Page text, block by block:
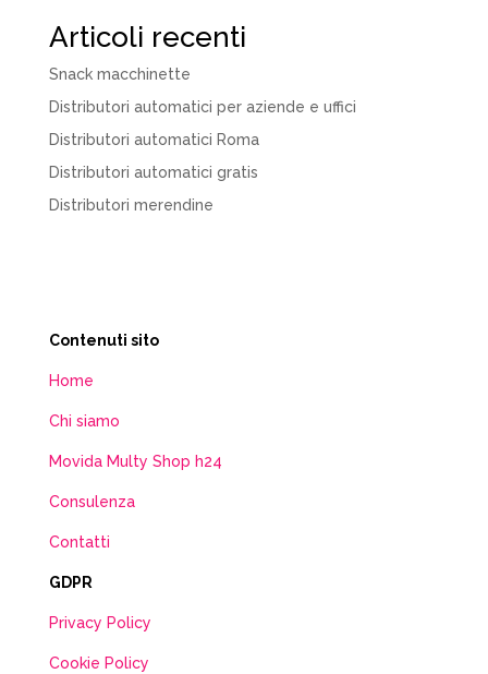
Articoli recenti
Snack macchinette
Distributori automatici per aziende e uffici
Distributori automatici Roma
Distributori automatici gratis
Distributori merendine
Contenuti sito
Home
Chi siamo
Movida Multy Shop h24
Consulenza
Contatti
GDPR
Privacy Policy
Cookie Policy